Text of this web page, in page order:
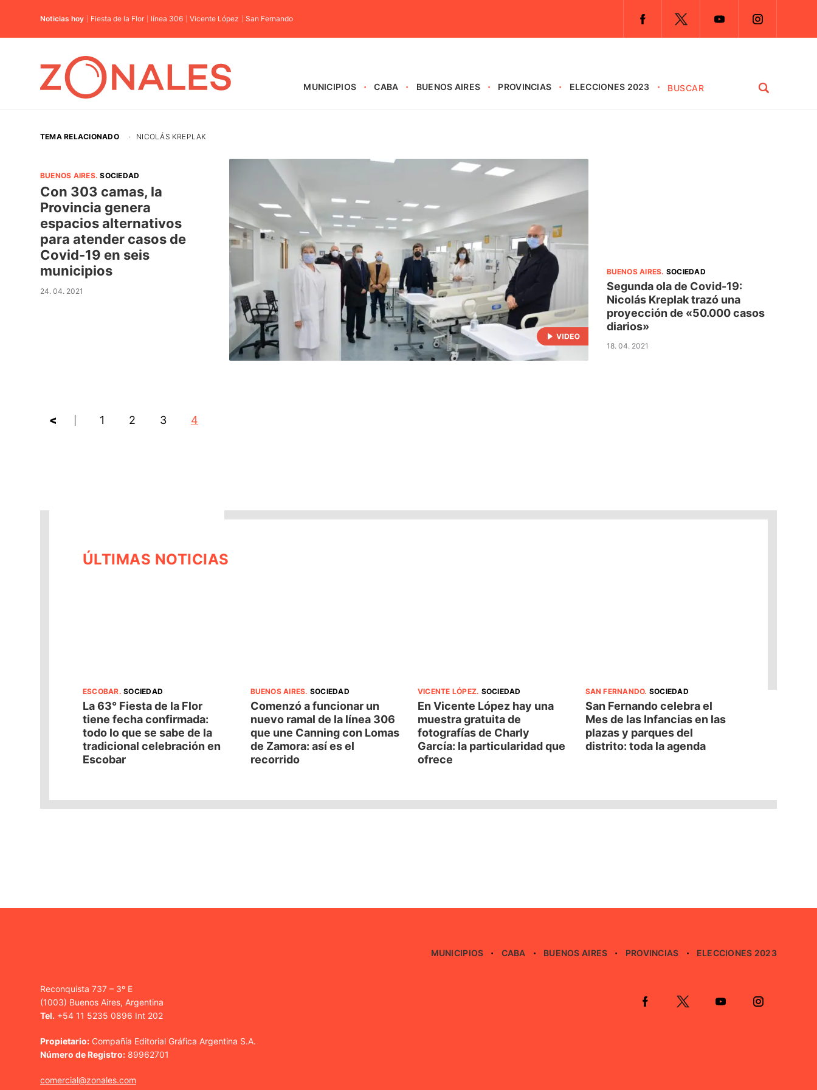
Noticias hoy Fiesta de la Flor línea 306 Vicente López San Fernando
MUNICIPIOS CABA BUENOS AIRES PROVINCIAS ELECCIONES 2023
TEMA RELACIONADO · NICOLÁS KREPLAK
BUENOS AIRES.SOCIEDAD
Con 303 camas, la
Provincia genera
espacios alternativos
para atender casos de
Covid-19 en seis
municipios
24. 04. 2021
BUENOS AIRES. SOCIEDAD
Segunda ola de Covid-19:
Nicolás Kreplak trazó una
proyección de «50.000 casos
diarios»
18. 04. 2021
< 1 2 3 4
ÚLTIMAS NOTICIAS
ESCOBAR.SOCIEDAD
La 63° Fiesta de la Flor
tiene fecha confirmada:
todo lo que se sabe de la
tradicional celebración en
Escobar
BUENOS AIRES. SOCIEDAD
Comenzó a funcionar un
nuevo ramal de la línea 306
que une Canning con Lomas
de Zamora: así es el
recorrido
VICENTE LÓPEZ. SOCIEDAD
En Vicente López hay una
muestra gratuita de
fotografías de Charly
García: la particularidad que
ofrece
SAN FERNANDO. SOCIEDAD
San Fernando celebra el
Mes de las Infancias en las
plazas y parques del
distrito: toda la agenda
MUNICIPIOS CABA BUENOS AIRES PROVINCIAS ELECCIONES 2023
Reconquista 737 – 3º E
(1003) Buenos Aires, Argentina
Tel. +54 11 5235 0896 Int 202
Propietario: Compañía Editorial Gráfica Argentina S.A.
Número de Registro: 89962701
comercial@zonales.com